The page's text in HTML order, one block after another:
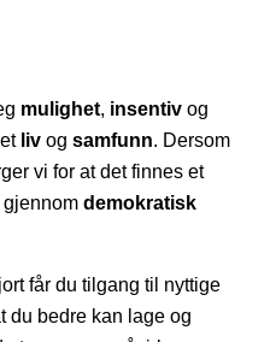
mulighet, insentiv og
liv og samfunn. Dersom
vi for at det finnes et
gjennom demokratisk
får du tilgang til nyttige
du bedre kan lage og